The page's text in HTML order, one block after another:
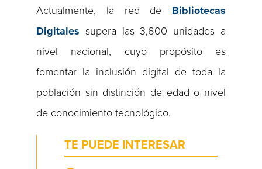
Actualmente, la red de Bibliotecas
Digitales supera las 3,600 unidades a
nivel nacional, cuyo propósito es
fomentar la inclusión digital de toda la
población sin distinción de edad o nivel
de conocimiento tecnológico.
TE PUEDE INTERESAR